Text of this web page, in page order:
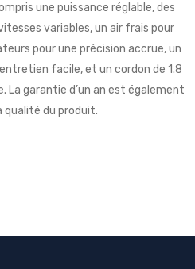
une puissance réglable, des
variables, un air frais pour
pour une précision accrue, un
facile, et un cordon de 1.8
La garantie d’un an est également
qualité du produit.